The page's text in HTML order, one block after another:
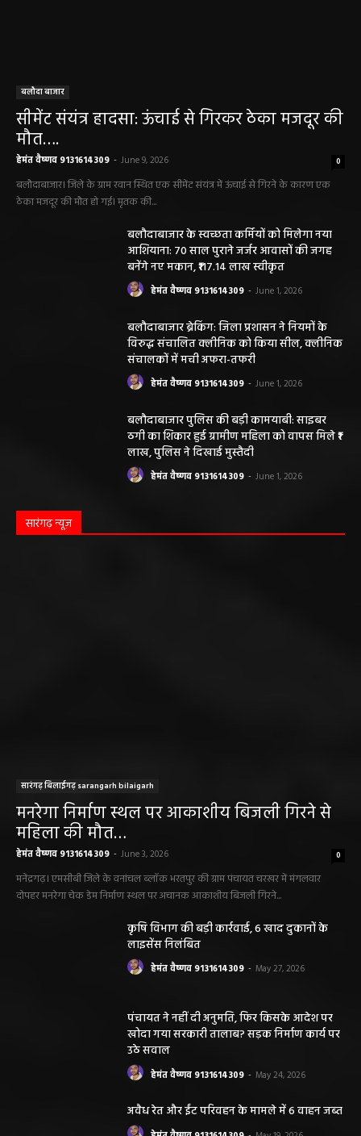
बलौदा बाजार
सीमेंट संयंत्र हादसा: ऊंचाई से गिरकर ठेका मजदूर की
मौत….
हेमंत वैष्णव 9131614309 - June 9, 2026 0
बलौदाबाजार। जिले के ग्राम रवान स्थित एक सीमेंट संयंत्र में ऊंचाई से गिरने के कारण एक
ठेका मजदूर की मौत हो गई। मृतक की...
बलौदाबाजार के स्वच्छता कर्मियों को मिलेगा नया
आशियाना: 70 साल पुराने जर्जर आवासों की जगह
बनेंगे नए मकान, ₹117.14 लाख स्वीकृत
हेमंत वैष्णव 9131614309 - June 1, 2026
बलौदाबाजार ब्रेकिंग: जिला प्रशासन ने नियमों के
विरुद्ध संचालित क्लीनिक को किया सील, क्लीनिक
संचालकों में मची अफरा-तफरी
हेमंत वैष्णव 9131614309 - June 1, 2026
बलौदाबाजार पुलिस की बड़ी कामयाबी: साइबर
ठगी का शिकार हुई ग्रामीण महिला को वापस मिले ₹1
लाख, पुलिस ने दिखाई मुस्तैदी
हेमंत वैष्णव 9131614309 - June 1, 2026
सारंगढ़ न्यूज़
सारंगढ़ बिलाईगढ़ sarangarh bilaigarh
मनरेगा निर्माण स्थल पर आकाशीय बिजली गिरने से
महिला की मौत…
हेमंत वैष्णव 9131614309 - June 3, 2026 0
मनेंद्रगढ़। एमसीबी जिले के वनांचल ब्लॉक भरतपुर की ग्राम पंचायत चरखर में मंगलवार
दोपहर मनरेगा चेक डेम निर्माण स्थल पर अचानक आकाशीय बिजली गिरने...
कृषि विभाग की बड़ी कार्रवाई, 6 खाद दुकानों के
लाइसेंस निलंबित
हेमंत वैष्णव 9131614309 - May 27, 2026
पंचायत ने नहीं दी अनुमति, फिर किसके आदेश पर
खोदा गया सरकारी तालाब? सड़क निर्माण कार्य पर
उठे सवाल
हेमंत वैष्णव 9131614309 - May 24, 2026
अवैध रेत और ईंट परिवहन के मामले में 6 वाहन जब्त